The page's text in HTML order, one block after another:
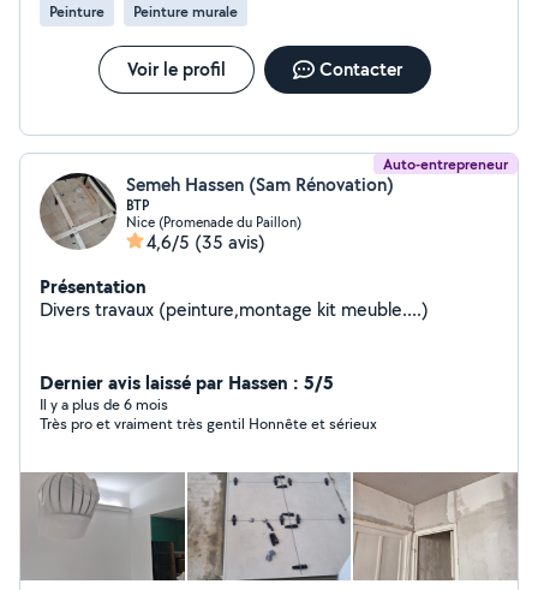
Peinture Peinture murale
Voir le profil Contacter
Auto-entrepreneur
Semeh Hassen (Sam Rénovation)
BTP
Nice (Promenade du Paillon)
4,6/5 (35 avis)
Présentation
Divers travaux (peinture,montage kit meuble....)
Dernier avis laissé par Hassen : 5/5
Il y a plus de 6 mois
Très pro et vraiment très gentil Honnête et sérieux